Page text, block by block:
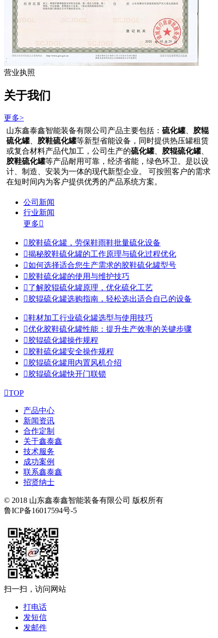
营业执照
关于我们
更多>
山东鑫泰鑫智能装备有限公司产品主要包括： 硫化罐、 胶辊
硫化罐、 胶鞋硫化罐等新型省能设备，同时提供热压罐租赁
或复合材料产品代加工，公司生产的硫化罐、 胶辊硫化罐、
胶鞋硫化罐等产品耐用可靠，经济省能，绿色环卫。是以设
计、制造、安装为一体的现代新型企业。 可按照客户的需求
在短时间内为客户提供优秀的产品系统方案。
公司新闻
行业新闻
更多
胶鞋硫化罐，劳保鞋雨鞋批量硫化设备
揭秘胶鞋硫化罐的工作原理与硫化过程优化
如何选择适合您生产需求的胶鞋硫化罐型号
胶鞋硫化罐的使用与维护技巧
了解胶辊硫化罐原理，优化硫化工艺
胶辊硫化罐选购指南，轻松选出适合自己的设备
鞋材加工行业硫化罐选型与使用技巧
优化胶鞋硫化罐性能：提升生产效率的关键步骤
胶辊硫化罐操作规程
胶鞋硫化罐安全操作规程
胶辊硫化罐用内置风机介绍
胶辊硫化罐快开门联锁
TOP
产品中心
新闻资讯
合作定制
关于鑫泰鑫
技术服务
成功案例
联系鑫泰鑫
招贤纳士
© 2018 山东鑫泰鑫智能装备有限公司 版权所有
鲁ICP备16017594号-5
扫一扫，访问网站
打电话
发短信
发邮件